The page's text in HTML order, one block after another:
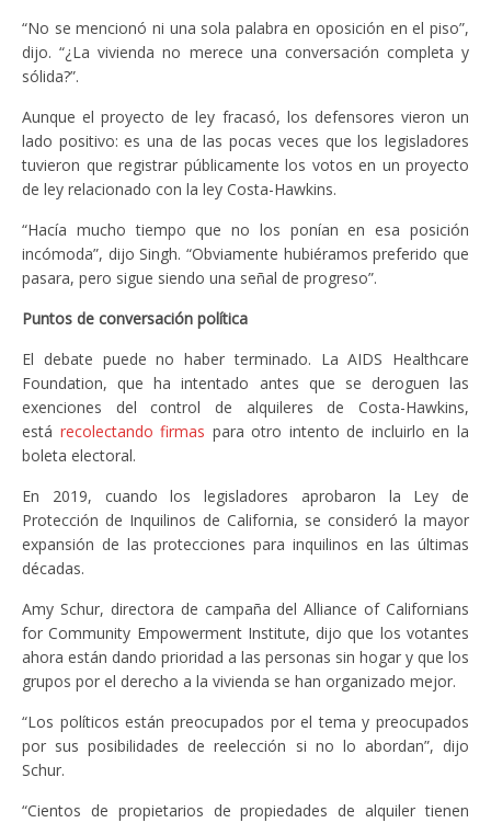
“No se mencionó ni una sola palabra en oposición en el piso”,
dijo. “¿La vivienda no merece una conversación completa y
sólida?”.
Aunque el proyecto de ley fracasó, los defensores vieron un
lado positivo: es una de las pocas veces que los legisladores
tuvieron que registrar públicamente los votos en un proyecto
de ley relacionado con la ley Costa-Hawkins.
“Hacía mucho tiempo que no los ponían en esa posición
incómoda”, dijo Singh. “Obviamente hubiéramos preferido que
pasara, pero sigue siendo una señal de progreso”.
Puntos de conversación política
El debate puede no haber terminado. La AIDS Healthcare
Foundation, que ha intentado antes que se deroguen las
exenciones del control de alquileres de Costa-Hawkins,
está recolectando firmas para otro intento de incluirlo en la
boleta electoral.
En 2019, cuando los legisladores aprobaron la Ley de
Protección de Inquilinos de California, se consideró la mayor
expansión de las protecciones para inquilinos en las últimas
décadas.
Amy Schur, directora de campaña del Alliance of Californians
for Community Empowerment Institute, dijo que los votantes
ahora están dando prioridad a las personas sin hogar y que los
grupos por el derecho a la vivienda se han organizado mejor.
“Los políticos están preocupados por el tema y preocupados
por sus posibilidades de reelección si no lo abordan”, dijo
Schur.
“Cientos de propietarios de propiedades de alquiler tienen